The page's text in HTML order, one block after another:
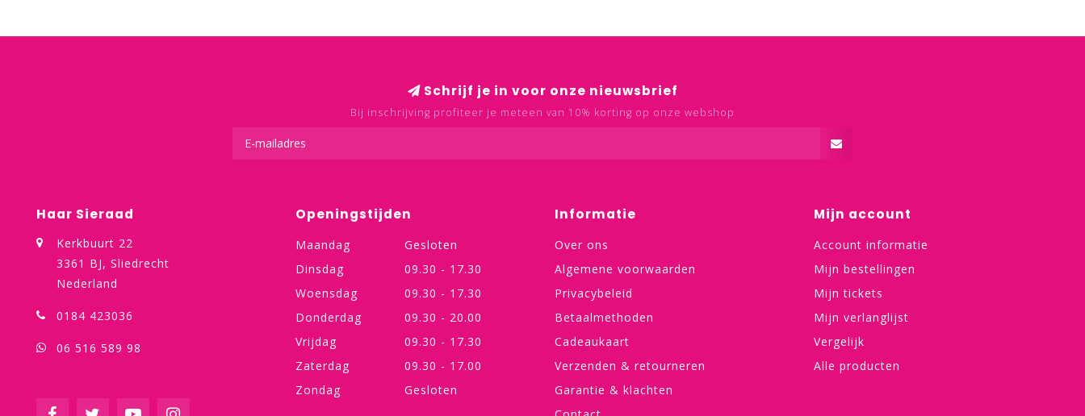
Schrijf je in voor onze nieuwsbrief
Bij inschrijving profiteer je meteen van 10% korting op onze webshop
Haar Sieraad
Kerkbuurt 22
3361 BJ, Sliedrecht
Nederland
0184 423036
06 516 589 98
Openingstijden
Maandag
Gesloten
Dinsdag
09.30 - 17.30
Woensdag
09.30 - 17.30
Donderdag
09.30 - 20.00
Vrijdag
09.30 - 17.30
Zaterdag
09.30 - 17.00
Zondag
Gesloten
Informatie
Over ons
Algemene voorwaarden
Privacybeleid
Betaalmethoden
Cadeaukaart
Verzenden & retourneren
Garantie & klachten
Mijn account
Account informatie
Mijn bestellingen
Mijn tickets
Mijn verlanglijst
Vergelijk
Alle producten